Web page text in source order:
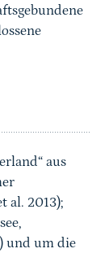
aus
al. 2013);
und um die